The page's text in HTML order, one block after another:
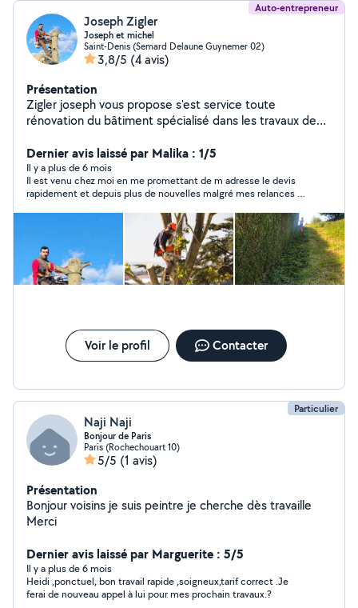
Auto-entrepreneur
Joseph Zigler
Joseph et michel
Saint-Denis (Semard Delaune Guynemer 02)
3,8/5 (4 avis)
Présentation
Zigler joseph vous propose s'est service toute
rénovation du bâtiment spécialisé dans les travaux de
pose de gouttières maçonnerie EX,, TRAVAIL SÉRIEUX
EXPÉRIENCE 20ANS PRIX COMPÉTITIF ET ASSURANCE
DECENAL
Dernier avis laissé par Malika : 1/5
Il y a plus de 6 mois
Il est venu chez moi en me promettant de m adresse le devis
rapidement et depuis plus de nouvelles malgré mes relances !!!
Voir le profil Contacter
Particulier
Naji Naji
Bonjour de Paris
Paris (Rochechouart 10)
5/5 (1 avis)
Présentation
Bonjour voisins je suis peintre je cherche dès travaille
Merci
Dernier avis laissé par Marguerite : 5/5
Il y a plus de 6 mois
Heidi ,ponctuel, bon travail rapide ,soigneux,tarif correct .Je
ferai de nouveau appel à lui pour mes prochain travaux.?